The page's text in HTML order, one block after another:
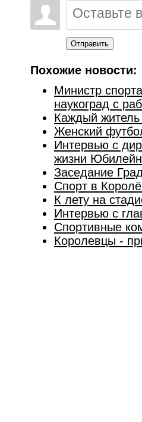
Отправить
Похожие новости:
Министр
наукоград с
Каждый житель
Женский
Интервью с
жизни
Заседание
Спорт в
К лету на
Интервью с
Спортивные
Королевцы -